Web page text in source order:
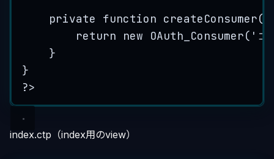
private function createConsumer()
return
new OAuth_Consumer( ' コ
}
}
?>
index.ctp（index用のview）